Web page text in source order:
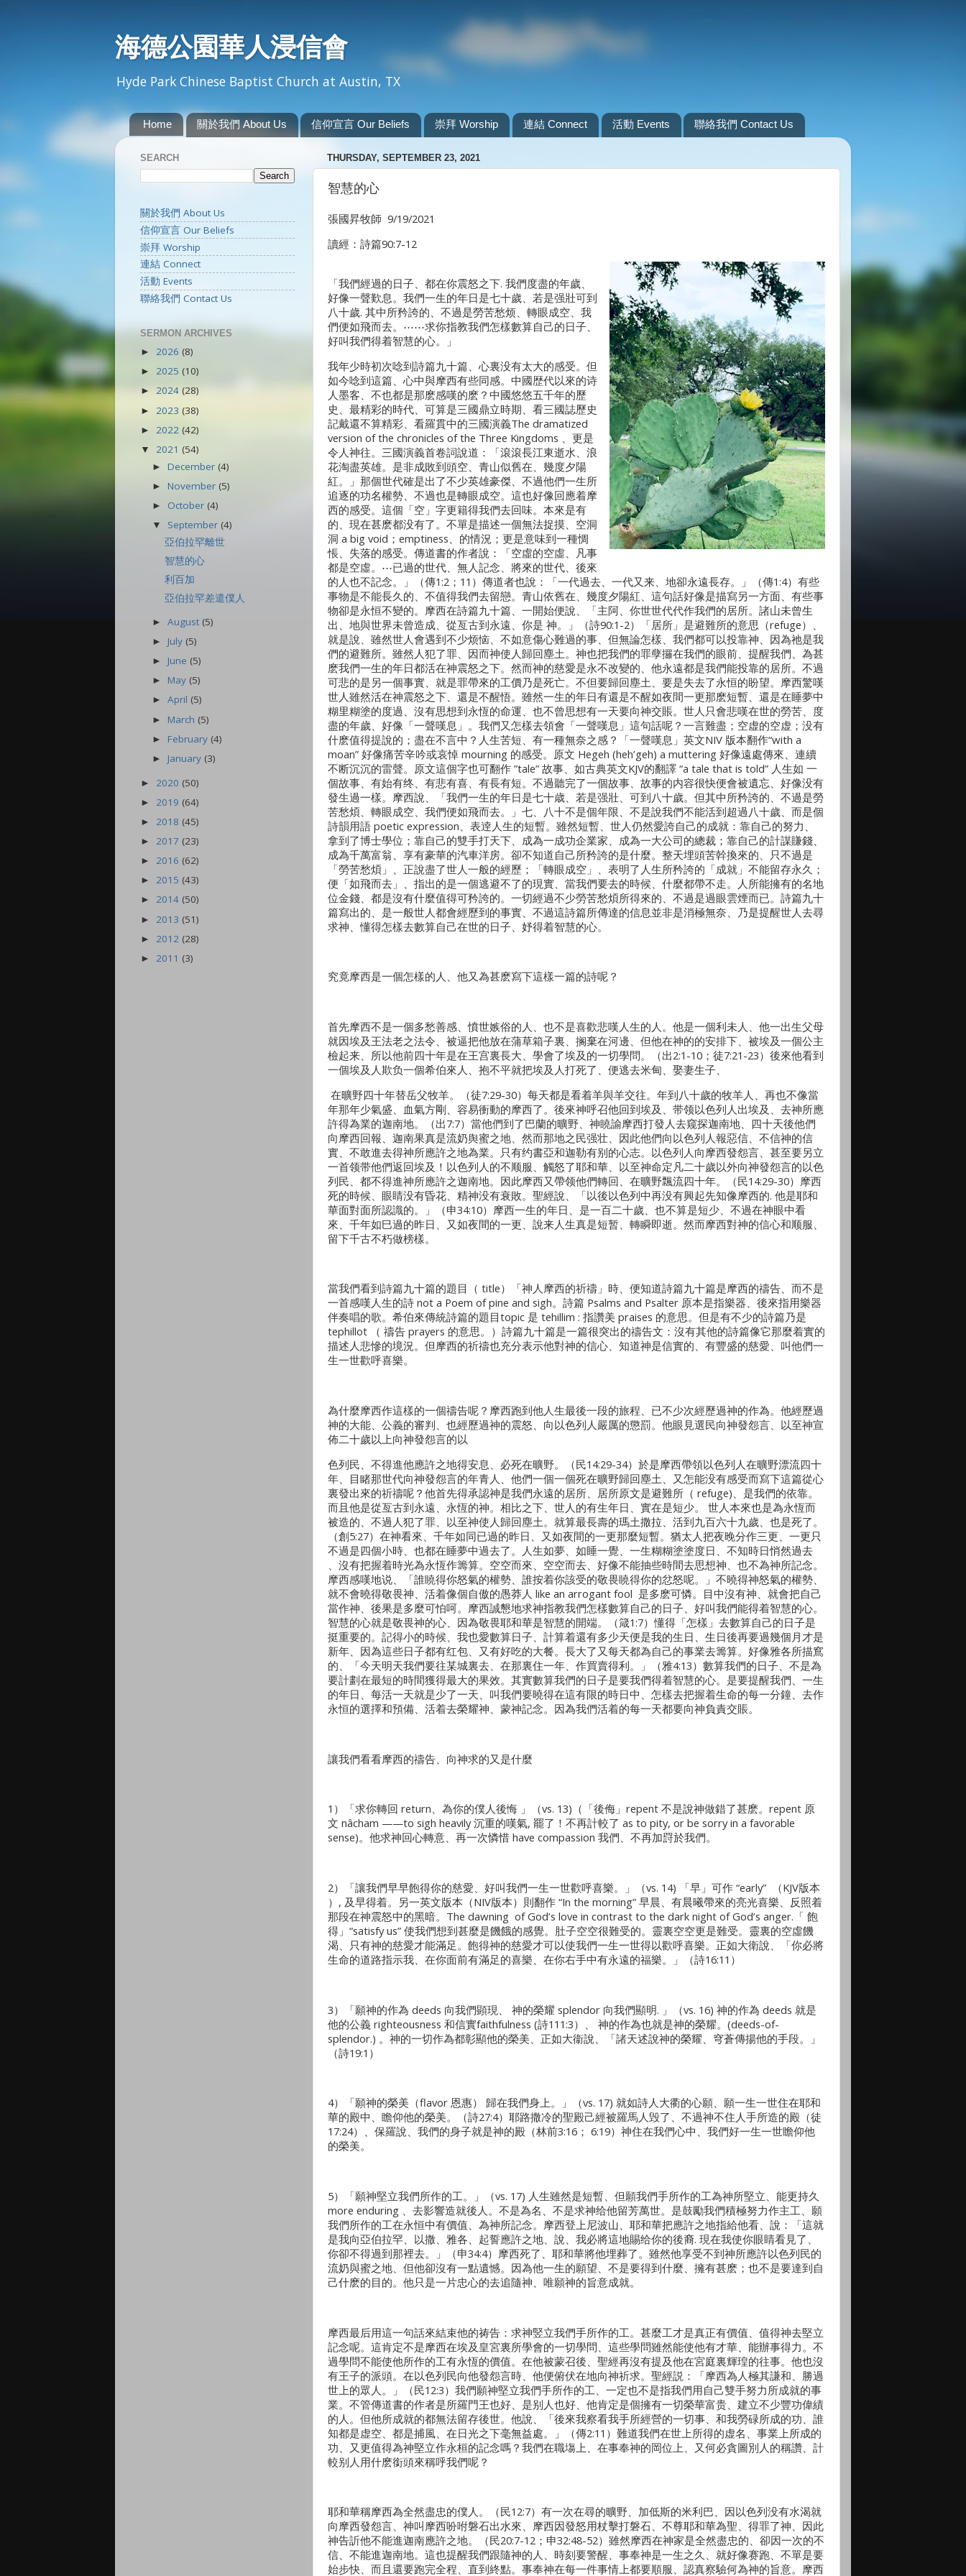
海德公園華人浸信會
Hyde Park Chinese Baptist Church at Austin, TX
Home 關於我們 About Us 信仰宣言 Our Beliefs 崇拜 Worship 連結 Connect 活動 Events 聯絡我們 Contact Us
THURSDAY, SEPTEMBER 23, 2021
智慧的心
張國昇牧師 9/19/2021
讀經：詩篇90:7-12
「我們經過的日子、都在你震怒之下. 我們度盡的年歲、
好像一聲歎息。我們一生的年日是七十歲、若是强壯可到
八十歲. 其中所矜誇的、不過是勞苦愁烦、轉眼成空、我
們便如飛而去。⋯⋯求你指教我們怎樣數算自己的日子、
好叫我們得着智慧的心。」
我年少時初次唸到詩篇九十篇、心裏没有太大的感受。但
如今唸到這篇、心中與摩西有些同感。中國歴代以來的诗
人墨客、不也都是那麽感嘆的麽？中國悠悠五千年的歷
史、最精彩的時代、可算是三國鼎立時期、看三國誌歷史
記戴還不算精彩、看羅貫中的三國演義The dramatized
version of the chronicles of the Three Kingdoms 、更是
令人神往。三國演義首卷詞說道：「滾滾長江東逝水、浪
花淘盡英雄。是非成敗到頭空、青山似舊在、幾度夕陽
紅。」那個世代確是出了不少英雄豪傑、不過他們一生所
追逐的功名權勢、不過也是轉眼成空。這也好像回應着摩
西的感受。這個「空」字更籍得我們去回味。本來是有
的、現在甚麽都没有了。不單是描述一個無法捉摸、空洞
洞 a big void；emptiness、的情況；更是意味到一種惆
悵、失落的感受。傳道書的作者說：「空虛的空虛、凡事
都是空虛。⋯已過的世代、無人記念、將來的世代、後來
的人也不記念。」（傳1:2；11）傳道者也說：「一代過去、一代又来、地卻永遠長存。」（傳1:4）有些
事物是不能長久的、不值得我們去留戀。青山依舊在、幾度夕陽紅、這句話好像是描寫另一方面、有些事
物卻是永恒不變的。摩西在詩篇九十篇、一開始便說、「主阿、你世世代代作我們的居所。諸山未曾生
出、地與世界未曾造成、從亙古到永遠、你是 神。」（詩90:1-2）「居所」是避難所的意思（refuge）、
就是說、雖然世人會遇到不少烦恼、不如意傷心難過的事、但無論怎樣、我們都可以投靠神、因為祂是我
們的避難所。雖然人犯了罪、因而神使人歸回塵土。神也把我們的罪孽攞在我們的眼前、提醒我們、為甚
麽我們一生的年日都活在神震怒之下。然而神的慈愛是永不改變的、他永遠都是我們能投靠的居所。不過
可悲的是另一個事實、就是罪帶來的工價乃是死亡。不但要歸回塵土、要是失去了永恒的盼望。摩西驚嘆
世人雖然活在神震怒之下、還是不醒悟。雖然一生的年日有還是不醒如夜間一更那麽短暫、還是在睡夢中
糊里糊塗的度過、沒有思想到永恆的命運、也不曾思想有一天要向神交賬。世人只會悲嘆在世的勞苦、度
盡的年歲、好像「一聲嘆息」。我們又怎樣去領會「一聲嘆息」這句話呢？一言難盡；空虚的空虚；没有
什麽值得提說的；盡在不言中？人生苦短、有一種無奈之感？「一聲嘆息」英文NIV 版本翻作“with a
moan” 好像痛苦辛吟或哀悼 mourning 的感受。原文 Hegeh (heh’geh) a muttering 好像遠處傳來、連續
不断沉沉的雷聲。原文這個字也可翻作 ”tale” 故事、如古典英文KJV的翻譯 “a tale that is told” 人生如 一
個故事、有始有终、有悲有喜、有長有短。不過聽完了一個故事、故事的内容很快便會被遺忘、好像没有
發生過一樣。摩西說、「我們一生的年日是七十歳、若是强壯、可到八十歲。但其中所矜誇的、不過是勞
苦愁煩、轉眼成空、我們便如飛而去。」七、八十不是個年限、不是說我們不能活到超過八十歲、而是個
詩韻用語 poetic expression、表逹人生的短暫。雖然短暫、世人仍然愛誇自己的成就：靠自己的努力、
拿到了博士學位；靠自己的雙手打天下、成為一成功企業家、成為一大公司的總裁；靠自己的計謀賺錢、
成為千萬富翁、享有豪華的汽車洋房。卻不知道自己所矜誇的是什麼。整天埋頭苦幹換來的、只不過是
「勞苦愁煩」、正說盡了世人一般的經歷；「轉眼成空」、表明了人生所矜誇的「成就」不能留存永久；
便「如飛而去」、指出的是一個逃避不了的現實、當我們要去的時候、什麼都帶不走。人所能擁有的名地
位金錢、都是沒有什麼值得可矜誇的。一切經過不少勞苦愁煩所得來的、不過是過眼雲煙而已。詩篇九十
篇寫出的、是一般世人都會經歷到的事實、不過這詩篇所傳達的信息並非是消極無奈、乃是提醒世人去尋
求神、懂得怎樣去數算自己在世的日子、妤得着智慧的心。
究竟摩西是一個怎樣的人、他又為甚麽寫下這樣一篇的詩呢？
首先摩西不是一個多愁善感、憤世嫉俗的人、也不是喜歡悲嘆人生的人。他是一個利未人、他一出生父母
就因埃及王法老之法令、被逼把他放在蒲草箱子裏、搁棄在河邊、但他在神的的安排下、被埃及一個公主
檢起来、所以他前四十年是在王宫裏長大、學會了埃及的一切學問。（出2:1-10；徒7:21-23）後來他看到
一個埃及人欺负一個希伯來人、抱不平就把埃及人打死了、便逃去米甸、娶妻生子、
在曠野四十年替岳父牧羊。（徒7:29-30）每天都是看着羊與羊交往。年到八十歲的牧羊人、再也不像當
年那年少氣盛、血氣方剛、容易衝動的摩西了。後來神呼召他回到埃及、带领以色列人出埃及、去神所應
許得為業的迦南地。（出7:7）當他們到了巴蘭的曠野、神䁱諭摩西打發人去窥探迦南地、四十天後他們
向摩西回報、迦南果真是流奶舆蜜之地、然而那地之民强壮、因此他們向以色列人報惡信、不信神的信
實、不敢進去得神所應許之地為業。只有约書亞和迦勒有别的心志。以色列人向摩西發怨言、甚至要另立
一首领带他們返回埃及！以色列人的不顺服、觸怒了耶和華、以至神命定凡二十歲以外向神發怨言的以色
列民、都不得進神所應許之迦南地。因此摩西又帶领他們轉回、在曠野飄流四十年。（民14:29-30）摩西
死的時候、眼睛没有昏花、精神没有衰敗。聖經說、「以後以色列中再没有興起先知像摩西的. 他是耶和
華面對面所認識的。」（申34:10）摩西一生的年日、是一百二十歲、也不算是短少、不過在神眼中看
來、千年如巳過的昨日、又如夜間的一更、說来人生真是短暂、轉瞬即逝。然而摩西對神的信心和顺服、
留下千古不朽做榜樣。
當我們看到詩篇九十篇的題目（ title）「神人摩西的祈禱」時、便知道詩篇九十篇是摩西的禱告、而不是
一首感嘆人生的詩 not a Poem of pine and sigh。詩篇 Psalms and Psalter 原本是指樂器、後來指用樂器
伴奏唱的歌。希伯來傳統詩篇的題目topic 是 tehillim : 指讚美 praises 的意思。但是有不少的詩篇乃是
tephillot （ 禱告 prayers 的意思。）詩篇九十篇是一篇很突出的禱告文：沒有其他的詩篇像它那麼着實的
描述人悲慘的境況。但摩西的祈禱也充分表示他對神的信心、知道神是信實的、有豐盛的慈愛、叫他們一
生一世歡呼喜樂。
為什麼摩西作這樣的一個禱告呢？摩西跑到他人生最後一段的旅程、已不少次經歷過神的作為。他經歷過
神的大能、公義的審判、也經歷過神的震怒、向以色列人嚴厲的懲罰。他眼見選民向神發怨言、以至神宣
佈二十歲以上向神發怨言的以
色列民、不得進他應許之地得安息、必死在曠野。（民14:29-34）於是摩西帶領以色列人在曠野漂流四十
年、目睹那世代向神發怨言的年青人、他們一個一個死在曠野歸回塵土、又怎能没有感受而寫下這篇從心
裏發出來的祈禱呢？他首先得承認神是我們永遠的居所、居所原文是避難所（ refuge)、是我們的依靠。
而且他是從亙古到永遠、永恆的神。相比之下、世人的有生年日、實在是短少。 世人本來也是為永恆而
被造的、不過人犯了罪、以至神使人歸回塵土。就算最長壽的瑪土撒拉、活到九百六十九歲、也是死了。
（創5:27）在神看來、千年如同已過的昨日、又如夜間的一更那麼短暫。猶太人把夜晚分作三更、一更只
不過是四個小時、也都在睡夢中過去了。人生如夢、如睡一覺、一生糊糊塗塗度日、不知時日悄然過去
、沒有把握着時光為永恆作籌算。空空而來、空空而去、好像不能抽些時間去思想神、也不為神所記念。
摩西感嘆地说、「誰䁱得你怒氣的權勢、誰按着你該受的敬畏䁱得你的忿怒呢。」不曉得神怒氣的權勢、
就不會曉得敬畏神、活着像個自傲的愚莽人 like an arrogant fool 是多麽可憐。目中沒有神、就會把自己
當作神、後果是多麼可怕呵。摩西誠懇地求神指教我們怎樣數算自己的日子、好叫我們能得着智慧的心。
智慧的心就是敬畏神的心、因為敬畏耶和華是智慧的開端。（箴1:7）懂得「怎樣」去數算自己的日子是
挺重要的。記得小的時候、我也愛數算日子、計算着還有多少天便是我的生日、生日後再要過幾個月才是
新年、因為這些日子都有红包、又有好吃的大餐。長大了又每天都為自己的事業去籌算。好像雅各所描窵
的、「今天明天我們要往某城裏去、在那裏住一年、作買賣得利。」（雅4:13）數算我們的日子、不是為
要計劃在最短的時間獲得最大的果效。其實數算我們的日子是要我們得着智慧的心。是要提醒我們、一生
的年日、每活一天就是少了一天、叫我們要曉得在這有限的時日中、怎樣去把握着生命的每一分鐘、去作
永恒的選擇和預備、活着去榮耀神、蒙神記念。因為我們活着的每一天都要向神負責交賬。
讓我們看看摩西的禱告、向神求的又是什麼
1）「求你轉回 return、為你的僕人後悔 」（vs. 13)（「後侮」repent 不是說神做錯了甚麽。repent 原
文 nâcham ——to sigh heavily 沉重的嘆氣, 罷了！不再計較了 as to pity, or be sorry in a favorable
sense)。他求神回心轉意、再一次憐惜 have compassion 我們、不再加罸於我們。
2）「讓我們早早飽得你的慈愛、好叫我們一生一世歡呼喜樂。」（vs. 14) 「早」可作 “early” （KJV版本
）, 及早得着。另一英文版本（NIV版本）則翻作 “In the morning” 早晨、有晨曦帶來的亮光喜樂、反照着
那段在神震怒中的黑暗。The dawning of God’s love in contrast to the dark night of God’s anger.「 飽
得」“satisfy us” 使我們想到甚麼是饑餓的感覺。肚子空空很難受的。靈裏空空更是難受。靈裏的空虛饑
渴、只有神的慈愛才能滿足。飽得神的慈愛才可以使我們一生一世得以歡呼喜樂。正如大衛說、「你必將
生命的道路指示我、在你面前有滿足的喜樂、在你右手中有永遠的福樂。」（詩16:11）
3）「願神的作為 deeds 向我們顕現、 神的榮耀 splendor 向我們顯明. 」（vs. 16) 神的作為 deeds 就是
他的公義 righteousness 和信實faithfulness (詩111:3）、 神的作為也就是神的榮耀。(deeds-of-
splendor.) 。神的一切作為都彰顯他的榮美、正如大衞說、「諸天述說神的榮耀、穹蒼傳揚他的手段。」
（詩19:1）
4）「願神的榮美（flavor 恩惠） 歸在我們身上。」（vs. 17) 就如詩人大衢的心願、願一生一世住在耶和
華的殿中、瞻仰他的榮美。（詩27:4）耶路撒冷的聖殿己經被羅馬人毁了、不過神不住人手所造的殿（徒
17:24）、保羅說、我們的身子就是神的殿（林前3:16； 6:19）神住在我們心中、我們好一生一世瞻仰他
的榮美。
5）「願神堅立我們所作的工。」（vs. 17) 人生雖然是短暫、但願我們手所作的工為神所堅立、能更持久
more enduring 、去影響造就後人。不是為名、不是求神给他留芳萬世。是鼓勵我們積極努力作主工、願
我們所作的工在永恒中有價值、為神所記念。摩西登上尼波山、耶和華把應許之地指給他看、說：「這就
是我向亞伯拉罕、以撒、雅各、起誓應許之地、說、我必將這地賜给你的後裔. 現在我使你眼睛看見了、
你卻不得過到那裡去。」（申34:4）摩西死了、耶和華將他埋葬了。雖然他享受不到神所應許以色列民的
流奶與蜜之地、但他卻沒有一點遺憾。因為他一生的願望、不是要得到什麼、擁有甚麽；也不是要達到自
己什麽的目的。他只是一片忠心的去追隨神、唯願神的旨意成就。
摩西最后用這一句話來結束他的祷告：求神竪立我們手所作的工。甚麼工才是真正有價值、值得神去堅立
記念呢。這肯定不是摩西在埃及皇宮裏所學會的一切學問、這些學問雖然能使他有才華、能辦事得力。不
過學問不能使他所作的工有永恆的價值。在他被蒙召後、聖經再沒有提及他在宮庭裏輝瑝的往事。他也沒
有王子的派頭。在以色列民向他發怨言時、他便俯伏在地向神祈求。聖經説：「摩西為人極其謙和、勝過
世上的眾人。」（民12:3）我們願神堅立我們手所作的工、一定也不是指我們用自己雙手努力所成就的事
業。不管傳道書的作者是所羅門王也好、是别人也好、他肯定是個擁有一切榮華富贵、建立不少豐功偉績
的人。但他所成就的都無法留存後世。他說、「後來我察看我手所經營的一切事、和我勞碌所成的功、誰
知都是虚空、都是捕風、在日光之下毫無益處。」（傳2:11）難道我們在世上所得的虚名、事業上所成的
功、又更值得為神堅立作永桓的記念嗎？我們在職塲上、在事奉神的岡位上、又何必貪圖別人的稱讚、計
較别人用什麽銜頭來稱呼我們呢？
耶和華稱摩西為全然盡忠的僕人。（民12:7）有一次在尋的曠野、加低斯的米利巴、因以色列没有水渴就
向摩西發怨言、神叫摩西吩咐磐石出水來、摩西因發怒用杖擊打磐石、不尊耶和華為聖、得罪了神、因此
神告訢他不能進迦南應許之地。（民20:7-12；申32:48-52）雖然摩西在神家是全然盡忠的、卻因一次的不
信、不能進迦南地。這也提醒我們跟隨神的人、時刻要警醒、事奉神是一生之久、就好像赛跑、不單是要
始步快、而且還要跑完全程、直到終點。事奉神在每一件事情上都要順服、認真察驗何為神的旨意。摩西
SEARCH
關於我們 About Us
信仰宣言 Our Beliefs
崇拜 Worship
連結 Connect
活動 Events
聯絡我們 Contact Us
SERMON ARCHIVES
► 2026 (8)
► 2025 (10)
► 2024 (28)
► 2023 (38)
► 2022 (42)
▼ 2021 (54)
►December(4)
►November (5)
► October (4)
▼ September (4)
亞伯拉罕離世
智慧的心
利百加
亞伯拉罕差遣僕人
►August (5)
► July (5)
► June (5)
► May (5)
►April (5)
► March (5)
► February (4)
► January (3)
► 2020 (50)
► 2019 (64)
► 2018 (45)
► 2017 (23)
► 2016 (62)
► 2015 (43)
► 2014 (50)
► 2013 (51)
► 2012 (28)
► 2011 (3)